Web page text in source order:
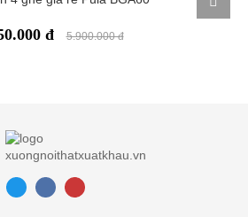
tùy theo từng trường hợp chúng tôi sẽ
đ 5.900.000 đ